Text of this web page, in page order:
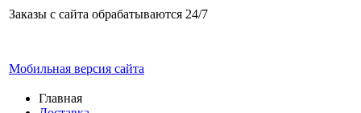
Заказы с сайта обрабатываются 24/7
Мобильная версия сайта
Главная